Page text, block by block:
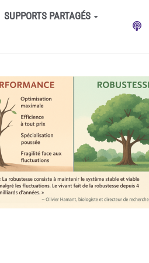
SUPPORTS PARTAGÉS